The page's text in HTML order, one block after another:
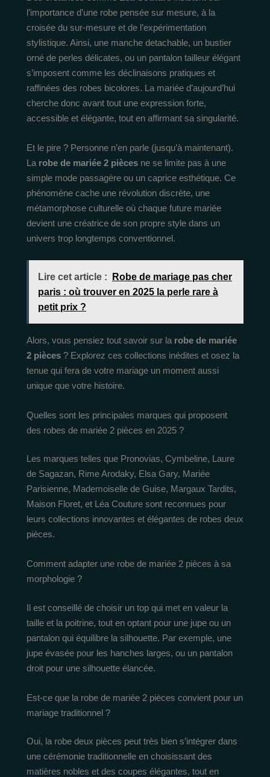
l’importance d’une robe pensée sur mesure, à la
croisée du sur-mesure et de l’expérimentation
stylistique. Ainsi, une manche detachable, un bustier
orné de perles délicates, ou un pantalon tailleur élégant
s’imposent comme les déclinaisons pratiques et
raffinées des robes bicolores. La mariée d’aujourd’hui
cherche donc avant tout une expression forte,
accessible et élégante, tout en affirmant sa singularité.
Et le pire ? Personne n’en parle (jusqu’à maintenant).
La robe de mariée 2 pièces ne se limite pas à une
simple mode passagère ou un caprice esthétique. Ce
phénomène cache une révolution discrète, une
métamorphose culturelle où chaque future mariée
devient une créatrice de son propre style dans un
univers trop longtemps conventionnel.
Lire cet article :
Robe de mariage pas cher
paris : où trouver en 2025 la perle rare à
petit prix ?
Alors, vous pensiez tout savoir sur la robe de mariée
2 pièces ? Explorez ces collections inédites et osez la
tenue qui fera de votre mariage un moment aussi
unique que votre histoire.
Quelles sont les principales marques qui proposent
des robes de mariée 2 pièces en 2025 ?
Les marques telles que Pronovias, Cymbeline, Laure
de Sagazan, Rime Arodaky, Elsa Gary, Mariée
Parisienne, Mademoiselle de Guise, Margaux Tardits,
Maison Floret, et Léa Couture sont reconnues pour
leurs collections innovantes et élégantes de robes deux
pièces.
Comment adapter une robe de mariée 2 pièces à sa
morphologie ?
Il est conseillé de choisir un top qui met en valeur la
taille et la poitrine, tout en optant pour une jupe ou un
pantalon qui équilibre la silhouette. Par exemple, une
jupe évasée pour les hanches larges, ou un pantalon
droit pour une silhouette élancée.
Est-ce que la robe de mariée 2 pièces convient pour un
mariage traditionnel ?
Oui, la robe deux pièces peut très bien s’intégrer dans
une cérémonie traditionnelle en choisissant des
matières nobles et des coupes élégantes, tout en